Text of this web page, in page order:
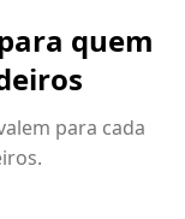
quem
para cada
.